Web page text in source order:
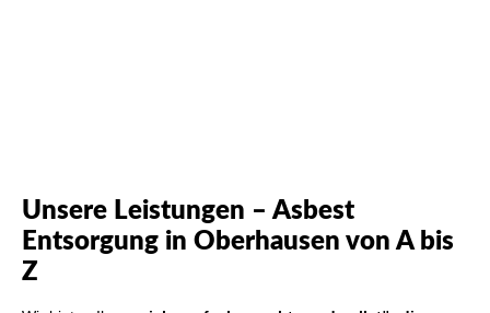
Unsere Leistungen – Asbest
Entsorgung in Oberhausen von A bis
Z